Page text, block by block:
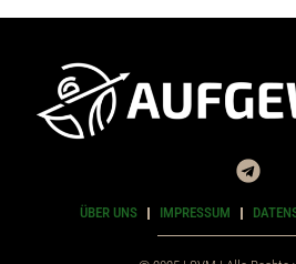
ÜBER UNS IMPRESSUM